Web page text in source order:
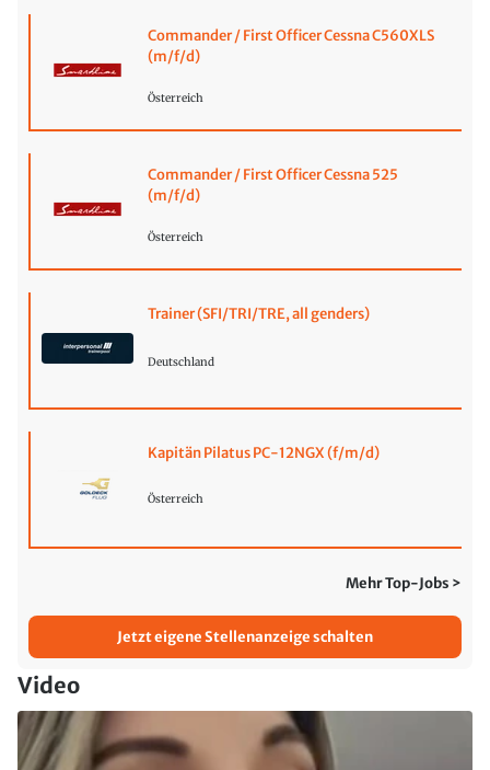
Commander / First Officer Cessna C560XLS
(m/f/d)
Österreich
Commander / First Officer Cessna 525
(m/f/d)
Österreich
Trainer (SFI/TRI/TRE, all genders)
Deutschland
Kapitän Pilatus PC-12NGX (f/m/d)
Österreich
Mehr Top-Jobs >
Jetzt eigene Stellenanzeige schalten
Video